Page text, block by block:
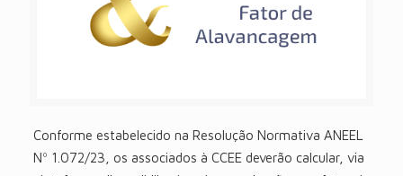
Conforme estabelecido na Resolução Normativa ANEEL
Nº 1.072/23, os associados à CCEE deverão calcular, via